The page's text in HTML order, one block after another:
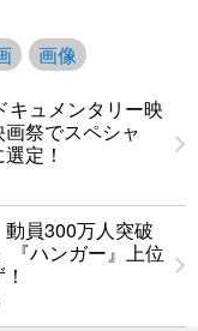
画像
キュメンタリー映
祭でスペシャ
定！
動員300万人突破
『ハンガー』上位